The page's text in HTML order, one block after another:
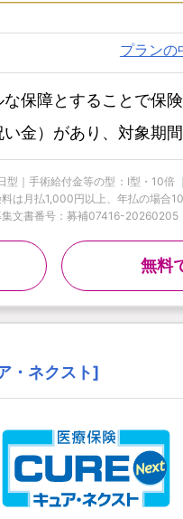
プランの
保障とすることで保
金）があり、対象期
｜手術給付金等の型：Ⅰ型・10
は月払1,000円以上、年払の場合
集文書番号：募補07416-20260205
無料
・ネクスト]